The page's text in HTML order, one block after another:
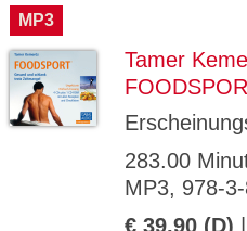
MP3
Tamer
283.00
MP3, 978-
€ 39,90 (D)